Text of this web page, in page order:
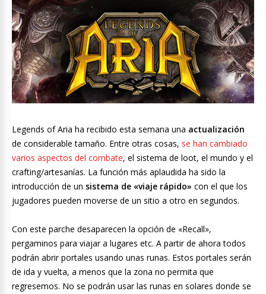
Legends of Aria ha recibido esta semana una actualización
de considerable tamaño. Entre otras cosas, se han cambiado
varios aspectos del combate, el sistema de loot, el mundo y el
crafting/artesanías. La función más aplaudida ha sido la
introducción de un sistema de «viaje rápido» con el que los
jugadores pueden moverse de un sitio a otro en segundos.
Con este parche desaparecen la opción de «Recall»,
pergaminos para viajar a lugares etc. A partir de ahora todos
podrán abrir portales usando unas runas. Estos portales serán
de ida y vuelta, a menos que la zona no permita que
regresemos. No se podrán usar las runas en solares donde se